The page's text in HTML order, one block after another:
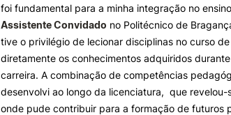
foi fundamental para a minha integração no
Assistente Convidado no Politécnico de
tive o privilégio de lecionar disciplinas no curso de
diretamente os conhecimentos adquiridos
carreira. A combinação de competências
desenvolvi ao longo da licenciatura, que
onde pude contribuir para a formação de futuros